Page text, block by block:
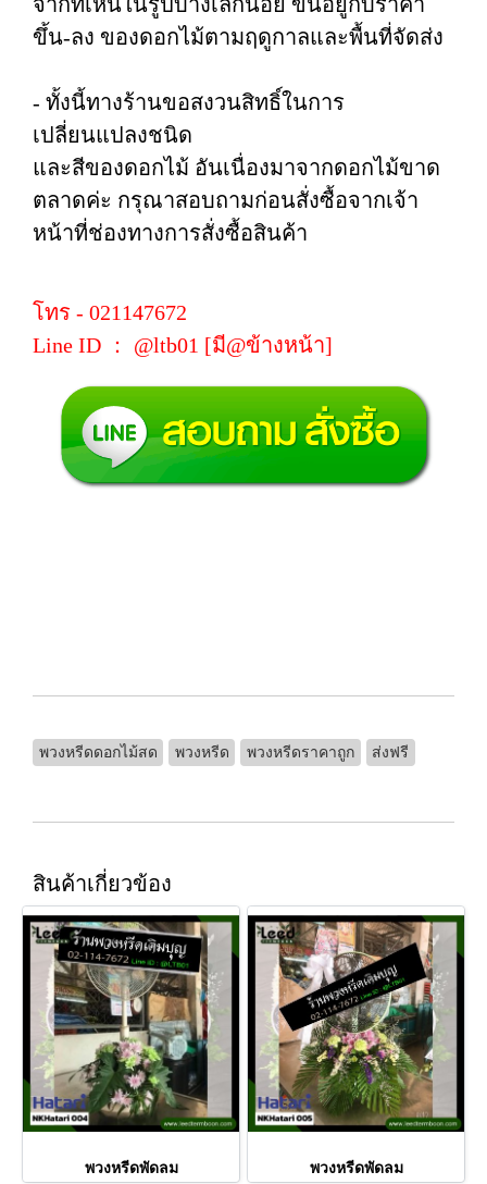
ขึ้น-ลง ของดอกไม้ตามฤดูกาลและพื้นที่จัดส่ง
- ทั้งนี้ทางร้านขอสงวนสิทธิ์ในการ
เปลี่ยนแปลงชนิด
และสีของดอกไม้ อันเนื่องมาจากดอกไม้ขาด
ตลาดค่ะ กรุณาสอบถามก่อนสั่งซื้อจากเจ้า
หน้าที่ช่องทางการสั่งซื้อสินค้า
โทร - 021147672
Line ID ： @ltb01 [มี@ข้างหน้า]
พวงหรีดดอกไม้สด พวงหรีด พวงหรีดราคาถูก ส่งฟรี
สินค้าเกี่ยวข้อง
พวงหรีดพัดลม พวงหรีดพัดลม